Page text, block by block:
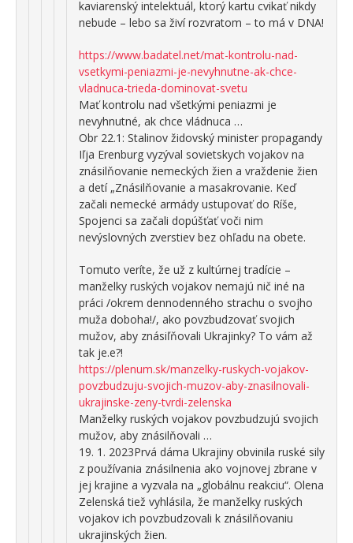
kaviarenský intelektuál, ktorý kartu cvikať nikdy
nebude – lebo sa živí rozvratom – to má v DNA!
https://www.badatel.net/mat-kontrolu-nad-
vsetkymi-peniazmi-je-nevyhnutne-ak-chce-
vladnuca-trieda-dominovat-svetu
Mať kontrolu nad všetkými peniazmi je
nevyhnutné, ak chce vládnuca …
Obr 22.1: Stalinov židovský minister propagandy
Iľja Erenburg vyzýval sovietskych vojakov na
znásilňovanie nemeckých žien a vraždenie žien
a detí „Znásilňovanie a masakrovanie. Keď
začali nemecké armády ustupovať do Ríše,
Spojenci sa začali dopúšťať voči nim
nevýslovných zverstiev bez ohľadu na obete.
Tomuto veríte, že už z kultúrnej tradície –
manželky ruských vojakov nemajú nič iné na
práci /okrem dennodenného strachu o svojho
muža doboha!/, ako povzbudzovať svojich
mužov, aby znásiľňovali Ukrajinky? To vám až
tak je.e?!
https://plenum.sk/manzelky-ruskych-vojakov-
povzbudzuju-svojich-muzov-aby-znasilnovali-
ukrajinske-zeny-tvrdi-zelenska
Manželky ruských vojakov povzbudzujú svojich
mužov, aby znásilňovali …
19. 1. 2023Prvá dáma Ukrajiny obvinila ruské sily
z používania znásilnenia ako vojnovej zbrane v
jej krajine a vyzvala na „globálnu reakciu“. Olena
Zelenská tiež vyhlásila, že manželky ruských
vojakov ich povzbudzovali k znásilňovaniu
ukrajinských žien.